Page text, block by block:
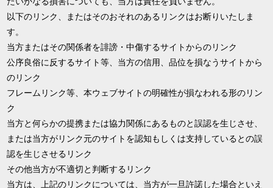
以下のリンク、またはそのおそれのあるリンクはお断りいたしま
す。
当方またはその関係者を誹謗・中傷するサイトからのリンク
公序良俗に反するサイト等、当方の信用、品位を損なうサイトから
のリンク
フレームリンク等、本ウェブサイトの明確性が損なわれる形のリン
ク
当方と何らかの提携または協力関係にあるものと誤認を生じさせ、
または当方がリンク元のサイトを認知もしくは支持しているとの誤
認を生じさせるリンク
その他当方が不適切と判断するリンク
当方は、上記のリンクについては、当方が一旦許諾した場合といえ